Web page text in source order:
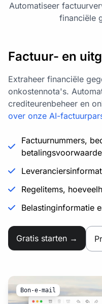
Automatiseer
financiële
Factuur- en
Extraheer financiële
onkostennota's.
crediteurenbeheer en
over onze AI-
Factuurnummers,
Regelitems,
Belastinginformatie
Gratis starten →
{Bon-e-mail